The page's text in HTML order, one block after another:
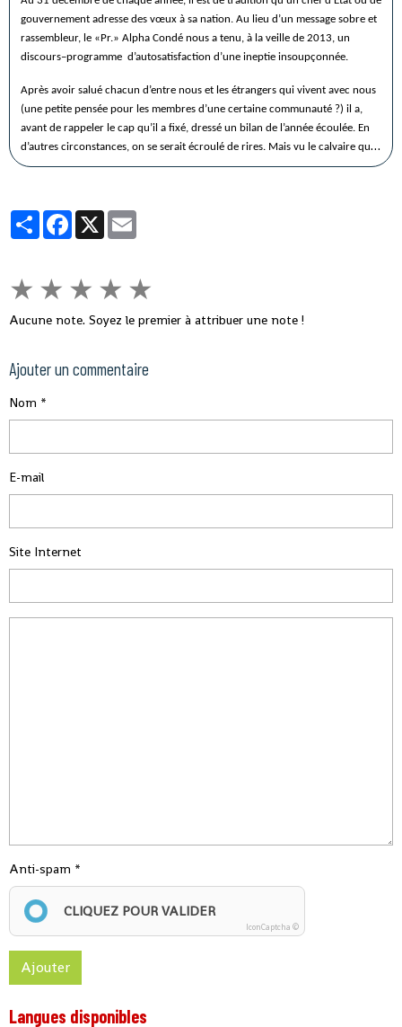
gouvernement adresse des vœux à sa nation. Au lieu d’un message sobre et
rassembleur, le «Pr.» Alpha Condé nous a tenu, à la veille de 2013, un
discours–programme d’autosatisfaction d’une ineptie insoupçonnée.
Après avoir salué chacun d’entre nous et les étrangers qui vivent avec nous
(une petite pensée pour les membres d’une certaine communauté ?) il a,
avant de rappeler le cap qu’il a fixé, dressé un bilan de l’année écoulée. En
d’autres circonstances, on se serait écroulé de rires. Mais vu le calvaire que
vivent les Guinéens, il y abeaucoup à dire mais rien à rire.
PartagerFacebook
X
★ ★ ★ ★ ★
Aucune note. Soyez le premier à attribuer une note !
Ajouter un commentaire
Nom
E-mail
Site Internet
Anti-spam
CLIQUEZ POUR VALIDER
IconCaptcha ©
Ajouter
Langues disponibles